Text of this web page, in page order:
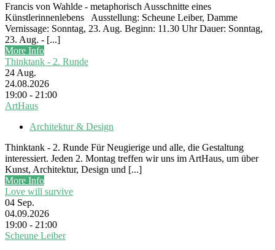
Francis von Wahlde - metaphorisch Ausschnitte eines
Künstlerinnenlebens Ausstellung: Scheune Leiber, Damme
Vernissage: Sonntag, 23. Aug. Beginn: 11.30 Uhr Dauer: Sonntag,
23. Aug. - [...]
More Info
Thinktank - 2. Runde
24 Aug.
24.08.2026
19:00 - 21:00
ArtHaus
Architektur & Design
Thinktank - 2. Runde Für Neugierige und alle, die Gestaltung
interessiert. Jeden 2. Montag treffen wir uns im ArtHaus, um über
Kunst, Architektur, Design und [...]
More Info
Love will survive
04 Sep.
04.09.2026
19:00 - 21:00
Scheune Leiber